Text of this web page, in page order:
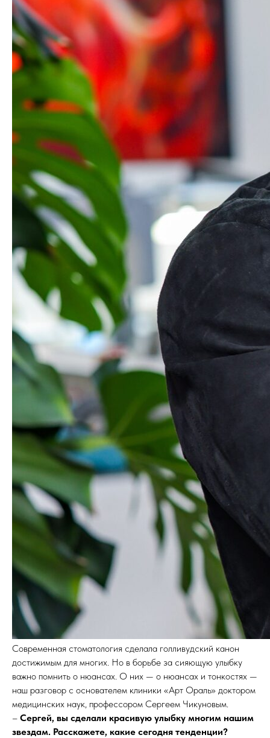
Современная стоматология сделала голливудский канон
достижимым для многих. Но в борьбе за сияющую улыбку
важно помнить о нюансах. О них — о нюансах и тонкостях —
наш разговор с основателем клиники «Арт Ораль» доктором
медицинских наук, профессором Сергеем Чикуновым.
– Сергей, вы сделали красивую улыбку многим нашим
звездам. Расскажете, какие сегодня тенденции?